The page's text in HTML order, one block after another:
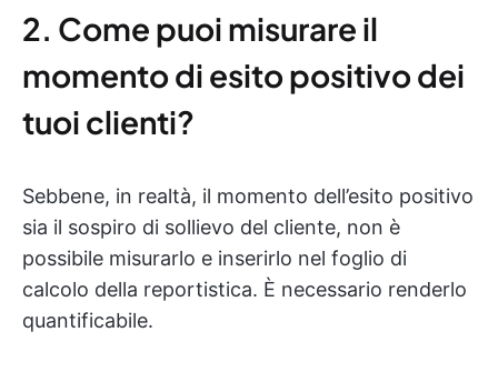
2. Come puoi misurare il
momento di esito positivo dei
tuoi clienti?
Sebbene, in realtà, il momento dell’esito positivo
sia il sospiro di sollievo del cliente, non è
possibile misurarlo e inserirlo nel foglio di
calcolo della reportistica. È necessario renderlo
quantificabile.